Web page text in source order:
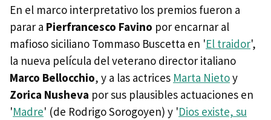
En el marco interpretativo los premios fueron a
parar a Pierfrancesco Favino por encarnar al
mafioso siciliano Tommaso Buscetta en 'El traidor',
la nueva película del veterano director italiano
Marco Bellocchio, y a las actrices Marta Nietoy
Zorica Nusheva por sus plausibles actuaciones en
'Madre' (de Rodrigo Sorogoyen) y 'Dios existe, su